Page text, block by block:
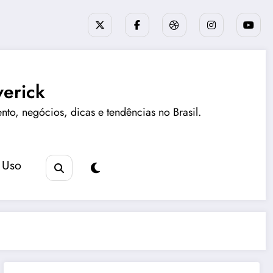
negócios, dicas e tendências no Brasil.